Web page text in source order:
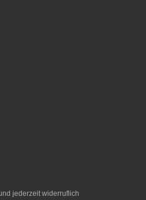
jederzeit widerruflich